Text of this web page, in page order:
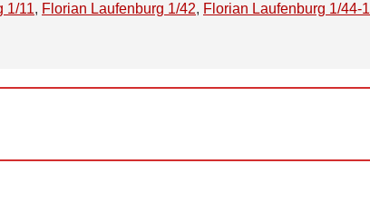
1/11, Florian Laufenburg 1/42, Florian Laufenburg 1/44-1